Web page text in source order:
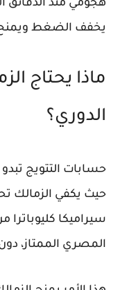
هجومي منذ الدقائق
يخفف الضغط ويمنح
ماذا يحتاج
الدوري؟
حسابات التتويج
حيث يكفي الزمالك
سيراميكا كليوباترا
المصري الممتاز،